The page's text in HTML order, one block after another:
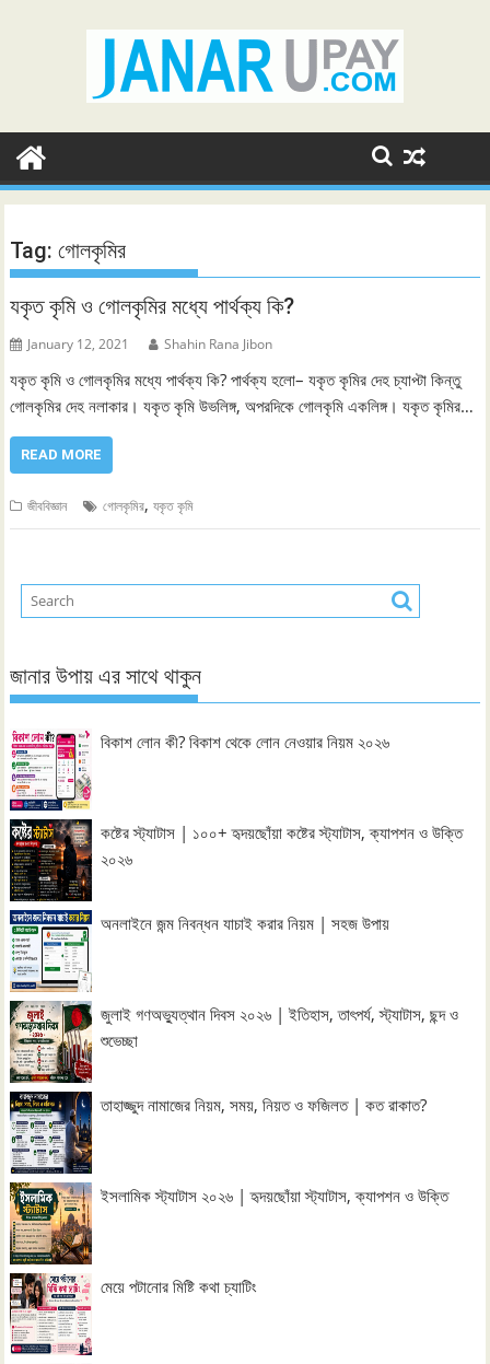
Tag:গোলকৃমির
যকৃত কৃমি ও গোলকৃমির মধ্যে পার্থক্য কি?
January 12, 2021 Shahin Rana Jibon
যকৃত কৃমি ও গোলকৃমির মধ্যে পার্থক্য কি? পার্থক্য হলো– যকৃত কৃমির দেহ চ্যাপ্টা কিন্তু
গোলকৃমির দেহ নলাকার। যকৃত কৃমি উভলিঙ্গ, অপরদিকে গোলকৃমি একলিঙ্গ। যকৃত কৃমির…
READ MORE
জীববিজ্ঞান গোলকৃমির,যকৃত কৃমি
জানার উপায় এর সাথে থাকুন
বিকাশ লোন কী? বিকাশ থেকে লোন নেওয়ার নিয়ম ২০২৬
কষ্টের স্ট্যাটাস | ১০০+ হৃদয়ছোঁয়া কষ্টের স্ট্যাটাস, ক্যাপশন ও উক্তি
২০২৬
অনলাইনে জন্ম নিবন্ধন যাচাই করার নিয়ম | সহজ উপায়
জুলাই গণঅভ্যুত্থান দিবস ২০২৬ | ইতিহাস, তাৎপর্য, স্ট্যাটাস, ছন্দ ও
শুভেচ্ছা
তাহাজ্জুদ নামাজের নিয়ম, সময়, নিয়ত ও ফজিলত | কত রাকাত?
ইসলামিক স্ট্যাটাস ২০২৬ | হৃদয়ছোঁয়া স্ট্যাটাস, ক্যাপশন ও উক্তি
মেয়ে পটানোর মিষ্টি কথা চ্যাটিং